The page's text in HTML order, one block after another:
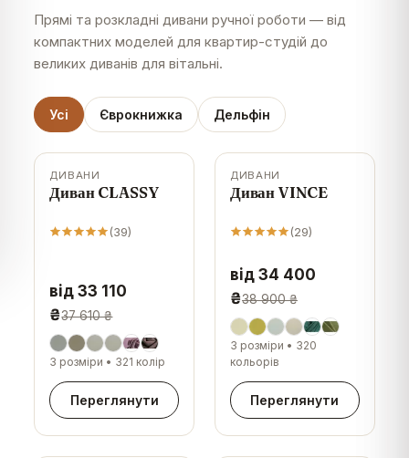
Прямі та розкладні дивани ручної роботи — від
компактних моделей для квартир-студій до
великих диванів для вітальні.
Усі Єврокнижка Дельфін
-12%
ДИВАНИ
Диван CLASSY
(39)
від 33 110
₴37 610 ₴
3 розміри • 321 колір
Переглянути
-12%
ДИВАНИ
Диван VINCE
(29)
від 34 400
₴38 900 ₴
3 розміри • 320
кольорів
Переглянути